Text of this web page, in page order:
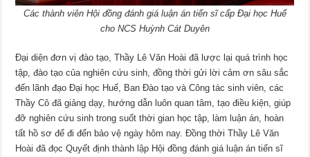
Các thành viên Hội đồng đánh giá luận án tiến sĩ cấp Đại học Huế
cho NCS Huỳnh Cát Duyên
Đại diện đơn vị đào tạo, Thầy Lê Văn Hoài đã lược lại quá trình học
tập, đào tạo của nghiên cứu sinh, đồng thời gửi lời cảm ơn sâu sắc
đến lãnh đạo Đại học Huế, Ban Đào tạo và Công tác sinh viên, các
Thầy Cô đã giảng dạy, hướng dẫn luôn quan tâm, tạo điều kiện, giúp
đỡ nghiên cứu sinh trong suốt thời gian học tập, làm luận án, hoàn
tất hồ sơ để đi đến bảo vệ ngày hôm nay. Đồng thời Thầy Lê Văn
Hoài đã đọc Quyết định thành lập Hội đồng đánh giá luận án tiến sĩ